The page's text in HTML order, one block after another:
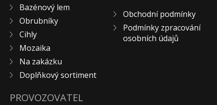
Bazénový lem
Obrubníky
Cihly
Mozaika
Na zakázku
Doplňkový sortiment
Obchodní podmínky
Podmínky zpracování
osobních údajů
PROVOZOVATEL